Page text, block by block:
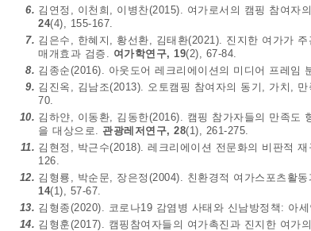
6. 김연정, 이천희, 이병찬(2015). 여가로서의 캠핑 참여자
24(4), 155-167.
7. 김은수, 한혜지, 황선환, 김태환(2021). 진지한 여가가
매개효과 검증. 여가학연구, 19(2), 67-84.
8. 김종순(2016). 아웃도어 레크리에이션의 미디어 프레임
9. 김진옥, 김남조(2013). 오토캠핑 참여자의 동기, 가치,
70.
10. 김하얀, 이동환, 김동한(2016). 캠핑 참가자들의 만족도
을 대상으로. 관광레저연구, 28(1), 261-275.
11. 김현정, 박근수(2018). 레크리에이션 전문화의 비판적
126.
12. 김형룡, 박순문, 장은정(2004). 친환경적 여가스포츠활
14(1), 57-67.
13. 김형종(2020). 코로나19 감염병 사태와 신남방정책: 아
14. 김형훈(2017). 캠핑참여자들의 여가촉진과 진지한 여가